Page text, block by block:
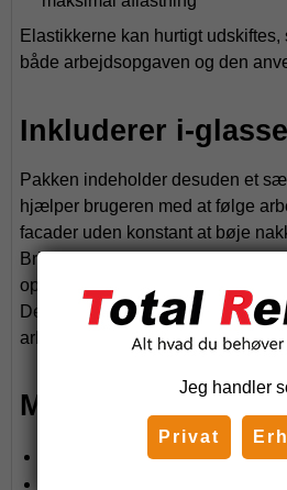
Elastikkerne kan hurtigt
både arbejdsopgaven og den
Inkluderer i-
Pakken indeholder desuden et
hjælper brugeren med at følge
facader uden konstant at bøje
Brillerne anvender prismer og
opad, mens hovedet holdes i en
Dette reducerer belastningen
arbejde med høje vinduer og
Medfølgende
i-suit Pro ergonomisk sele
Jeg handler
Privat